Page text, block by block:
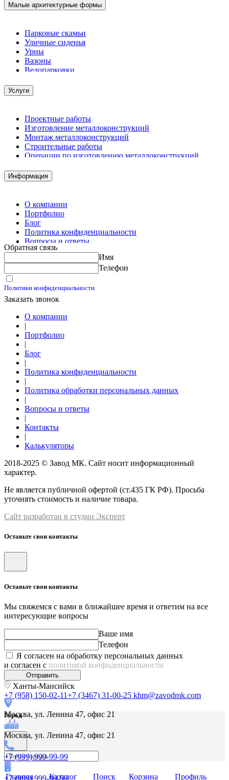
Москва, ул. Ленина 47, офис 21
Москва, ул. Ленина 47, офис 21
+7 (999) 999-99-99
+7 (999) 999-99-99
Малые архитектурные формы
Парковые скамьи
Уличные сиденья
Урны
Вазоны
Велопарковки
Услуги
Проектные работы
Изготовление металлоконструкций
Монтаж металлоконструкций
Строительные работы
Операции по изготовлению металлоконструкций
Комплектация металлопроката
Изготовление винтовых свай
Информация
О компании
Портфолио
Блог
Политика конфиденциальности
Вопросы и ответы
Контакты
Обратная связь
Имя
Телефон
Политики конфиденциальности
Заказать звонок
О компании
|
Портфолио
|
Блог
|
Политика конфиденциальности
|
Политика обработки персональных данных
|
Вопросы и ответы
|
Контакты
|
Калькуляторы
2018-2025 © Завод МК. Сайт носит информационный
характер.
Не является публичной офертой (ст.435 ГК РФ). Просьба
уточнять стоимость и наличие товара.
Сайт разработан в студии Эксперт
Оставьте свои контакты
Оставьте свои контакты
Мы свяжемся с вами в ближайшее время и ответим на все
интересующие вопросы
Ваше имя
Телефон
Я согласен на обработку персональных данных
и согласен с политикой конфиденциальности
Отправить
Ханты-Мансийск
+7 (958) 150-02-11+7 (3467) 31-00-25 khm@zavodmk.com
Город
Главная Каталог Поиск Корзина Профиль